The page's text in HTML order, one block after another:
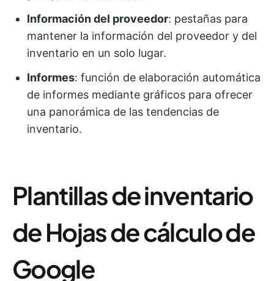
Información del proveedor: pestañas para
mantener la información del proveedor y del
inventario en un solo lugar.
Informes: función de elaboración automática
de informes mediante gráficos para ofrecer
una panorámica de las tendencias de
inventario.
Plantillas de inventario
de Hojas de cálculo de
Google